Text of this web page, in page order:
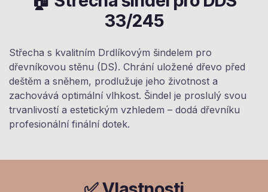
33/245
Střecha s kvalitním Drdlíkovým šindelem pro
dřevníkovou stěnu (DS). Chrání uložené dřevo před
deštěm a sněhem, prodlužuje jeho životnost a
zachovává optimální vlhkost. Šindel je proslulý svou
trvanlivostí a estetickým vzhledem – dodá dřevníku
profesionální finální dotek.